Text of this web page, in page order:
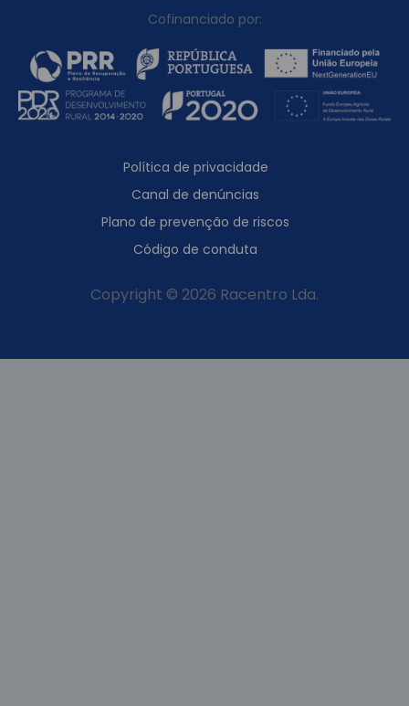
Cofinanciado por:
Política de privacidade
Canal de denúncias
Plano de prevenção de riscos
Código de conduta
Copyright © 2026 Racentro Lda.